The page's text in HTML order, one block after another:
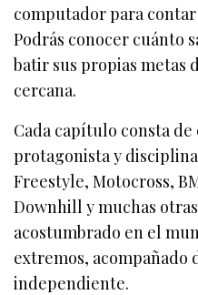
computador para contar
Podrás conocer cuánto
batir sus propias metas
cercana.
Cada capítulo consta
protagonista y
Freestyle, Motocross,
Downhill y muchas
acostumbrado en el
extremos, acompañado
independiente.